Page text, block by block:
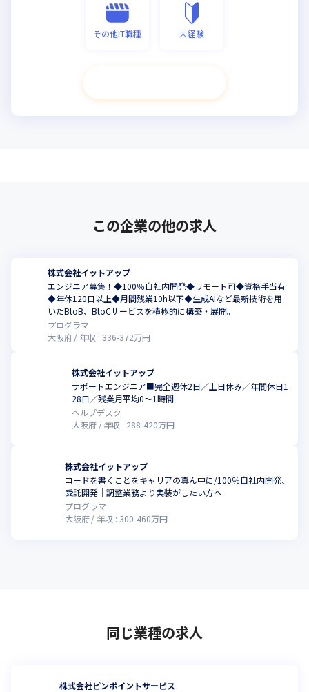
その他IT職種 未経験
この企業の他の求人
株式会社イットアップ
エンジニア募集！◆100％自社内開発◆リモート可◆資格手当有
◆年休120日以上◆月間残業10h以下◆生成AIなど最新技術を用
いたBtoB、BtoCサービスを積極的に構築・展開。
プログラマ
大阪府
年収 : 336-372万円
株式会社イットアップ
サポートエンジニア■完全週休2日／土日休み／年間休日1
28日／残業月平均0～1時間
ヘルプデスク
大阪府
年収 : 288-420万円
株式会社イットアップ
コードを書くことをキャリアの真ん中に/100％自社内開発、
受託開発｜調整業務より実装がしたい方へ
プログラマ
大阪府
年収 : 300-460万円
同じ業種の求人
株式会社ピンポイントサービス